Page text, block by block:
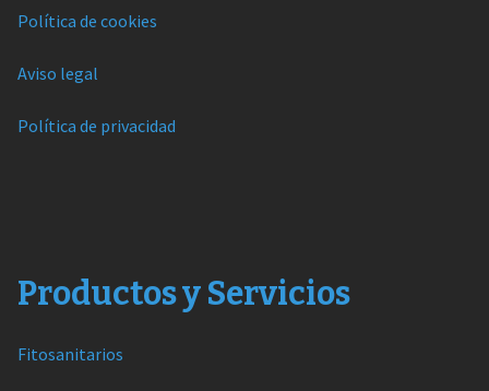
Política de cookies
Aviso legal
Política de privacidad
Productos y Servicios
Fitosanitarios